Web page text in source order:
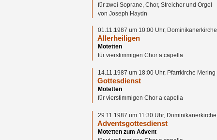
für zwei Soprane, Chor, Streicher und Orgel
von Joseph Haydn
01.11.1987 um 10:00 Uhr,
Allerheiligen
Motetten
für vierstimmigen Chor a capella
14.11.1987 um 18:00 Uhr, Pfarrkirche Mering
Gottesdienst
Motetten
für vierstimmigen Chor a capella
29.11.1987 um 11:30 Uhr,
Adventsgottesdienst
Motetten zum Advent